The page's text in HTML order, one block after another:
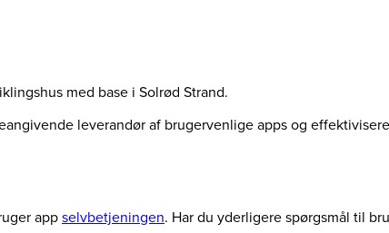
med base i Solrød Strand.
leverandør af brugervenlige apps og
app selvbetjeningen. Har du yderligere spørgsmål til